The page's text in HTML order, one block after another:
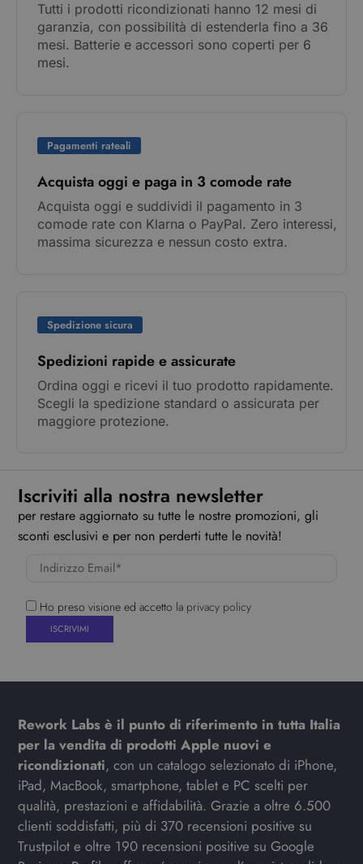
Tutti i prodotti ricondizionati hanno 12 mesi di
garanzia, con possibilità di estenderla fino a 36
mesi. Batterie e accessori sono coperti per 6
mesi.
Pagamenti rateali
Acquista oggi e paga in 3 comode rate
Acquista oggi e suddividi il pagamento in 3
comode rate con Klarna o PayPal. Zero interessi,
massima sicurezza e nessun costo extra.
Spedizione sicura
Spedizioni rapide e assicurate
Ordina oggi e ricevi il tuo prodotto rapidamente.
Scegli la spedizione standard o assicurata per
maggiore protezione.
Iscriviti alla nostra newsletter
per restare aggiornato su tutte le nostre promozioni, gli
sconti esclusivi e per non perderti tutte le novità!
Ho preso visione ed accetto la privacy policy
Rework Labs è il punto di riferimento in tutta Italia
per la vendita di prodotti Apple nuovi e
ricondizionati, con un catalogo selezionato di iPhone,
iPad, MacBook, smartphone, tablet e PC scelti per
qualità, prestazioni e affidabilità. Grazie a oltre 6.500
clienti soddisfatti, più di 370 recensioni positive su
Trustpilot e oltre 190 recensioni positive su Google